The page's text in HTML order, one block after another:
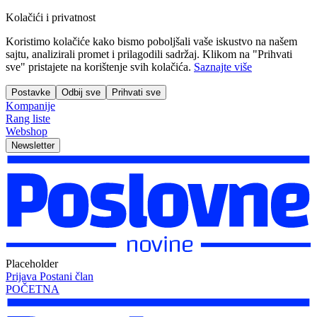
Kolačići i privatnost
Koristimo kolačiće kako bismo poboljšali vaše iskustvo na našem
sajtu, analizirali promet i prilagodili sadržaj. Klikom na "Prihvati
sve" pristajete na korištenje svih kolačića. Saznajte više
Postavke Odbij sve Prihvati sve
Kompanije
Rang liste
Webshop
Newsletter
Placeholder
Prijava Postani član
POČETNA